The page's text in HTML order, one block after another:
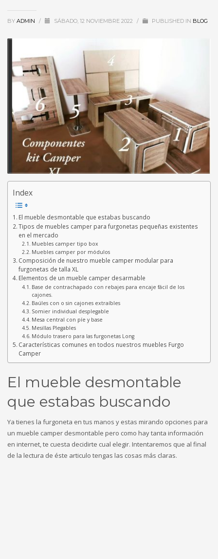
BY ADMIN / SÁBADO, 12 NOVIEMBRE 2022 / PUBLISHED IN BLOG
Index
El mueble desmontable que estabas buscando
Tipos de muebles camper para furgonetas pequeñas existentes
en el mercado
Muebles camper tipo box
Muebles camper por módulos
Composición de nuestro mueble camper modular para
furgonetas de talla XL
Elementos de un mueble camper desarmable
Base de contrachapado con rebajes para encaje fácil de los
cajones.
Baúles con o sin cajones extraíbles
Somier individual desplegable
Mesa central con píe y base
Mesillas Plegables
Módulo trasero para las furgonetas Long
Características comunes en todos nuestros muebles Furgo
Camper
El mueble desmontable
que estabas buscando
Ya tienes la furgoneta en tus manos y estas mirando opciones para
un mueble camper desmontable pero como hay tanta información
en internet, te cuesta decidirte cual elegir. Intentaremos que al final
de la lectura de éste articulo tengas las cosas más claras.